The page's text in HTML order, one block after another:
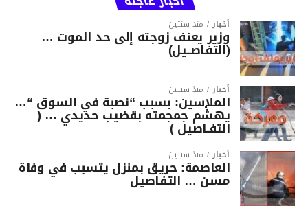
أخبار منذ سنتين
وزير يعنف زوجته إلى حد الموت …
(التفاصــيل)
أخبار منذ سنتين
الملاسين: بسبب “نصبة في السوق “…
يهشّم جمجمته بقضيب حديدي … (
التفـاصيل )
أخبار منذ سنتين
العاصمة: حريق بمنزل يتسبب في وفاة
مسن … التفاصيل